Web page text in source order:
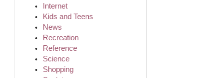
Internet
Kids and Teens
News
Recreation
Reference
Science
Shopping